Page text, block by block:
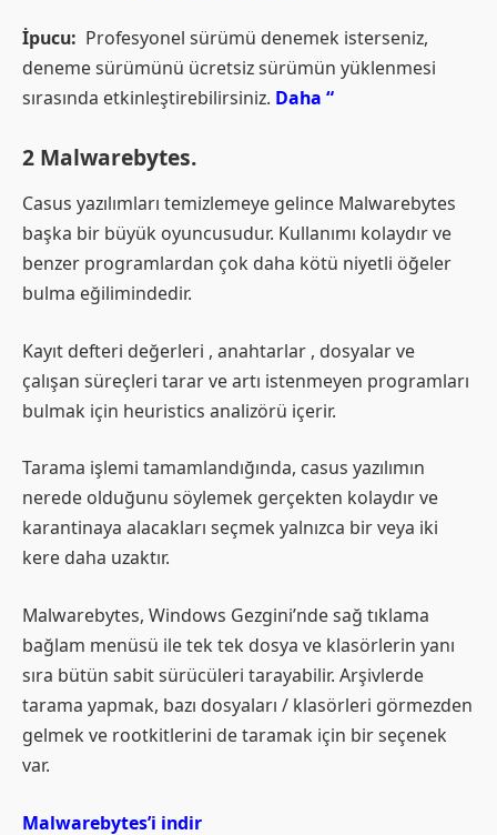
İpucu: Profesyonel sürümü denemek isterseniz,
deneme sürümünü ücretsiz sürümün yüklenmesi
sırasında etkinleştirebilirsiniz. Daha “
2 Malwarebytes.
Casus yazılımları temizlemeye gelince Malwarebytes
başka bir büyük oyuncusudur. Kullanımı kolaydır ve
benzer programlardan çok daha kötü niyetli öğeler
bulma eğilimindedir.
Kayıt defteri değerleri , anahtarlar , dosyalar ve
çalışan süreçleri tarar ve artı istenmeyen programları
bulmak için heuristics analizörü içerir.
Tarama işlemi tamamlandığında, casus yazılımın
nerede olduğunu söylemek gerçekten kolaydır ve
karantinaya alacakları seçmek yalnızca bir veya iki
kere daha uzaktır.
Malwarebytes, Windows Gezgini’nde sağ tıklama
bağlam menüsü ile tek tek dosya ve klasörlerin yanı
sıra bütün sabit sürücüleri tarayabilir. Arşivlerde
tarama yapmak, bazı dosyaları / klasörleri görmezden
gelmek ve rootkitlerini de taramak için bir seçenek
var.
Malwarebytes’i indir